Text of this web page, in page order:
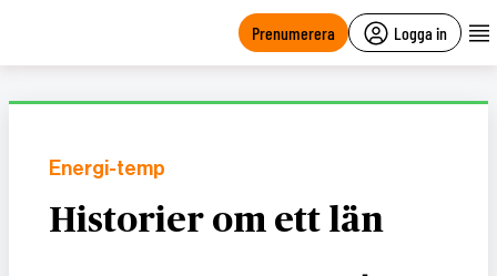
Prenumerera Logga in
Energi-temp
Historier om ett län